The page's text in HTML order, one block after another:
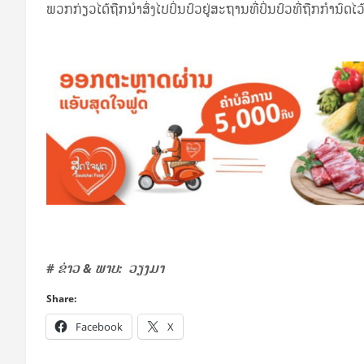
ພວກກ່ຽວໄດ້ຖືກນໍາສົ່ງໄປປິ່ນປົວຢູ່ສະຖານທີ່ປິ່ນປົວທີ່ຖືກກໍານົດໄ
# ຂ່າວ & ພາບ: ວຽງມາ
Share:
Facebook X